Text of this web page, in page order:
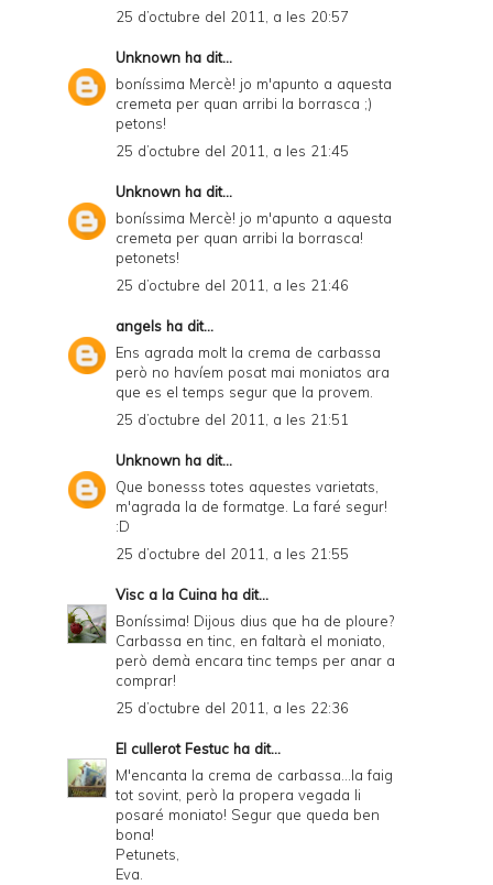
25 d’octubre del 2011, a les 20:57
Unknown ha dit...
boníssima Mercè! jo m'apunto a aquesta
cremeta per quan arribi la borrasca ;)
petons!
25 d’octubre del 2011, a les 21:45
Unknown ha dit...
boníssima Mercè! jo m'apunto a aquesta
cremeta per quan arribi la borrasca!
petonets!
25 d’octubre del 2011, a les 21:46
angels ha dit...
Ens agrada molt la crema de carbassa
però no havíem posat mai moniatos ara
que es el temps segur que la provem.
25 d’octubre del 2011, a les 21:51
Unknown ha dit...
Que bonesss totes aquestes varietats,
m'agrada la de formatge. La faré segur!
:D
25 d’octubre del 2011, a les 21:55
Visc a la Cuina ha dit...
Boníssima! Dijous dius que ha de ploure?
Carbassa en tinc, en faltarà el moniato,
però demà encara tinc temps per anar a
comprar!
25 d’octubre del 2011, a les 22:36
El cullerot Festuc ha dit...
M'encanta la crema de carbassa...la faig
tot sovint, però la propera vegada li
posaré moniato! Segur que queda ben
bona!
Petunets,
Eva.